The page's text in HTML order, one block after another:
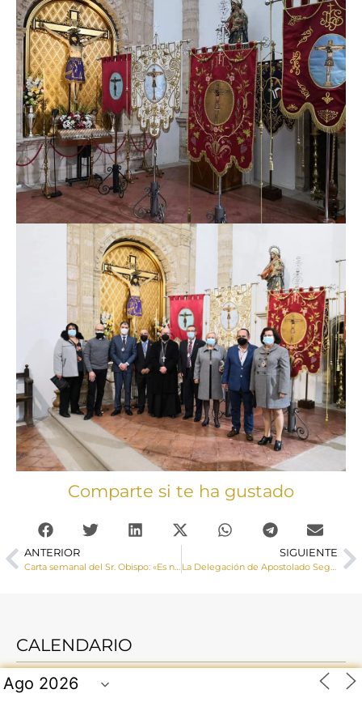
Comparte si te ha gustado
ANTERIOR
Carta semanal del Sr. Obispo: «Es necesaria una política impregnada de una lógica nueva»
SIGUIENTE
La Delegación de Apostolado Seglar organiza unos Ejercicios Espirituales del 26 al 28 de marzo
CALENDARIO